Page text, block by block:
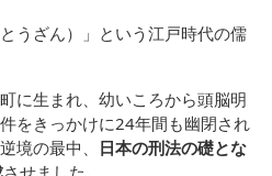
うざん）」という江戸時代の儒
に生まれ、幼いころから頭脳明
をきっかけに24年間も幽閉され
境の最中、 日本の刑法の礎とな
させました。